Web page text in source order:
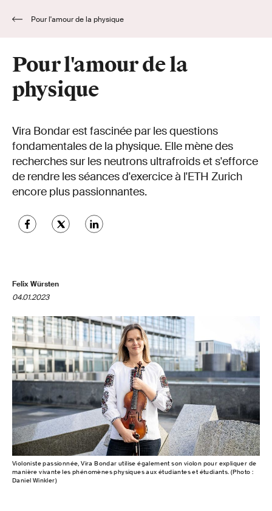
Pour l'amour de la physique
Pour l'amour de la
physique
Vira Bondar est fascinée par les questions
fondamentales de la physique. Elle mène des
recherches sur les neutrons ultrafroids et s'efforce
de rendre les séances d'exercice à l'ETH Zurich
encore plus passionnantes.
Felix Würsten
04.01.2023
Violoniste passionnée, Vira Bondar utilise également son violon pour expliquer de
manière vivante les phénomènes physiques aux étudiantes et étudiants. (Photo :
Daniel Winkler)